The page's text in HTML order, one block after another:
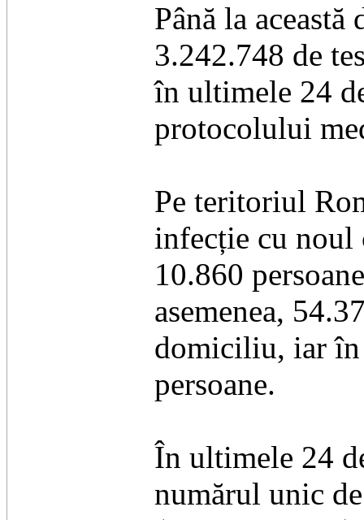
Până la
3.242.748 de
în ultimele 24
protocolului
Pe teritoriul
infecție cu
10.860
asemenea,
domiciliu, iar în
persoane.
În ultimele 24
numărul unic